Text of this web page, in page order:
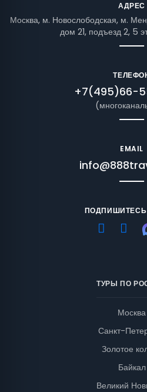
АДРЕС
Москва, м. Новослободская, м.
дом 21, подъезд 2, 5
+7(495)66-
EMAIL
ТУРЫ ПО
Москва
Санкт-
Золотое
Байкал
Великий